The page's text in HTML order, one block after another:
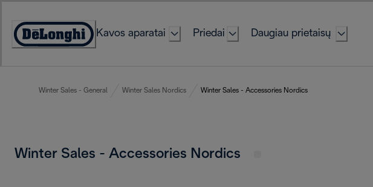
Content
Accessibility
Kavos aparatai Priedai Daugiau prietaisų
Winter Sales - General Winter Sales Nordics Winter Sales - Accessories Nordics
Winter Sales - Accessories Nordics